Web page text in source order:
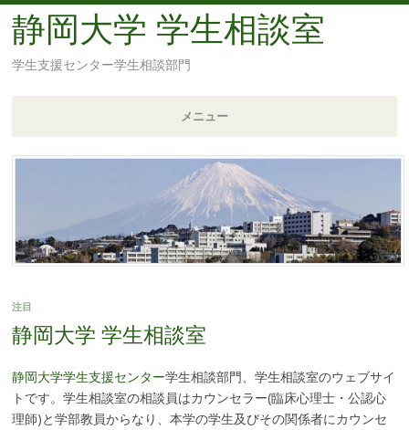
静岡大学 学生相談室
学生支援センター学生相談部門
メニュー
コ
ツ
移
動
注目
静岡大学 学生相談室
静岡大学学生支援センター学生相談部門、学生相談室のウェブサイ
トです。学生相談室の相談員はカウンセラー(臨床心理士・公認心
理師)と学部教員からなり、本学の学生及びその関係者にカウンセ